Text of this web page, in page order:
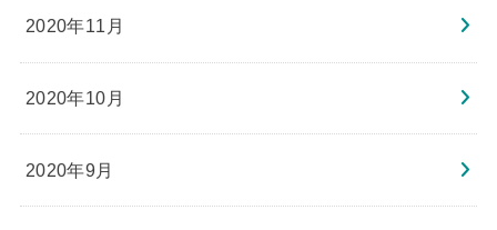
2020年11月
2020年10月
2020年9月